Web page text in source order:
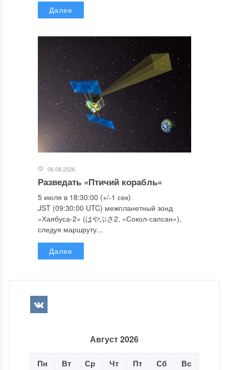
Далее
06.08.2026
Разведать «Птичий корабль»
5 июля в 18:30:00 (+/-1 сек)
JST (09:30:00 UTC) межпланетный зонд
«Хаябуса-2» (はやぶさ2, «Сокол-сапсан»),
следуя маршруту...
Далее
Август 2026
Пн Вт Ср Чт Пт Сб Вс